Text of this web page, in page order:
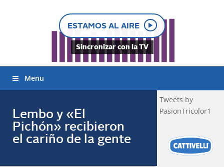
ESTAMOS AL AIRE
Sincronizar con la TV
Menu
Lembo y «El
Pichón» recibieron
el cariño de la gente
Tweets by
PasionTricolor1